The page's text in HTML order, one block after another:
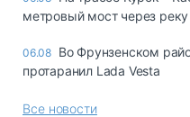
метровый мост через
06.08 Во Фрунзенском
протаранил Lada Vesta
Все новости